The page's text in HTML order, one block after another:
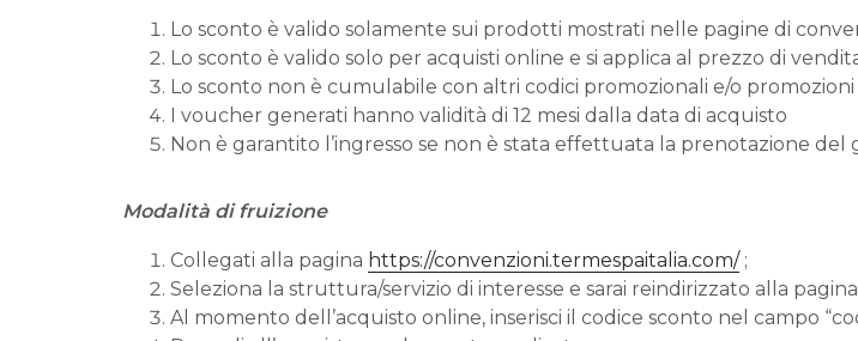
Lo sconto è valido solamente sui prodotti mostrati nelle pagine di
Lo sconto è valido solo per acquisti online e si applica al prezzo di
Lo sconto non è cumulabile con altri codici promozionali e/o
I voucher generati hanno validità di 12 mesi dalla data di acquisto
Non è garantito l’ingresso se non è stata effettuata la prenotazione
Modalità di fruizione
Collegati alla pagina https://convenzioni.termespaitalia.com/ ;
Seleziona la struttura/servizio di interesse e sarai reindirizzato alla
Al momento dell’acquisto online, inserisci il codice sconto nel campo